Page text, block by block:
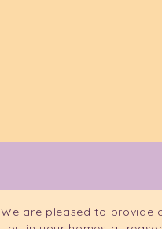
We are pleased to provide